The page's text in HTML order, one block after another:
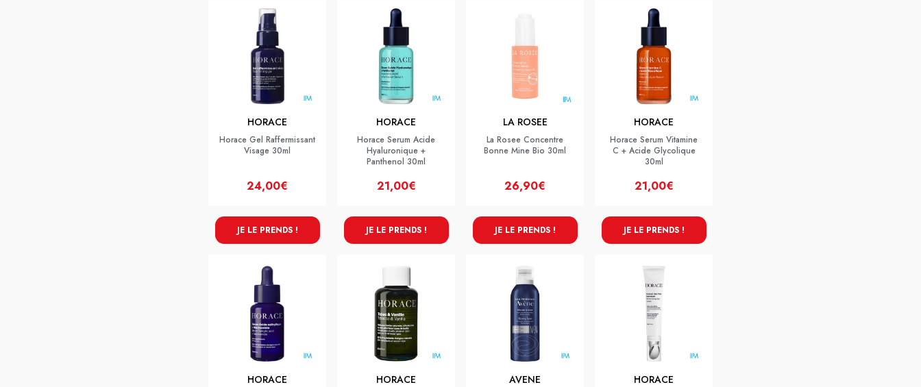
HORACE
Horace Gel Raffermissant
Visage 30ml
24,00€
JE LE PRENDS !
HORACE
Horace Serum Acide
Hyaluronique +
Panthenol 30ml
21,00€
JE LE PRENDS !
LA ROSEE
La Rosee Concentre
Bonne Mine Bio 30ml
26,90€
JE LE PRENDS !
HORACE
Horace Serum Vitamine
C + Acide Glycolique
30ml
21,00€
JE LE PRENDS !
HORACE HORACE AVENE HORACE